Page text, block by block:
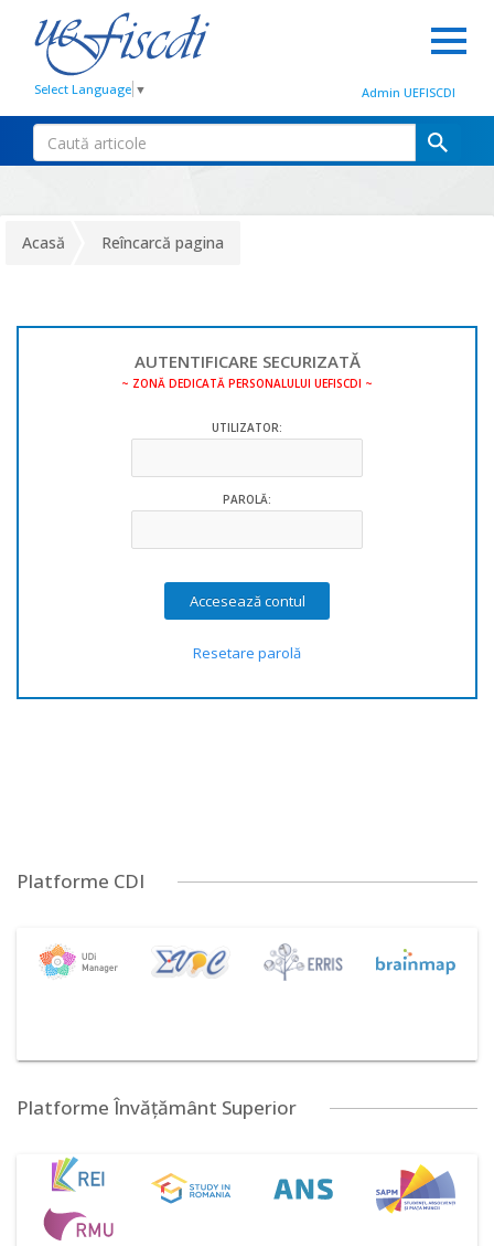
Select Language ▼ Admin UEFISCDI
Acasă Reîncarcă pagina
AUTENTIFICARE SECURIZATĂ
~ ZONĂ DEDICATĂ PERSONALULUI UEFISCDI ~
UTILIZATOR:
PAROLĂ:
Resetare parolă
Platforme CDI
Platforme Învățământ Superior